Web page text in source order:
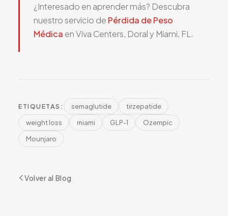
¿Interesado en aprender más? Descubra
nuestro servicio de Pérdida de Peso
Médica en Viva Centers, Doral y Miami, FL.
ETIQUETAS: semaglutide
tirzepatide
weight loss
miami GLP-1
Ozempic
Mounjaro
Volver al Blog